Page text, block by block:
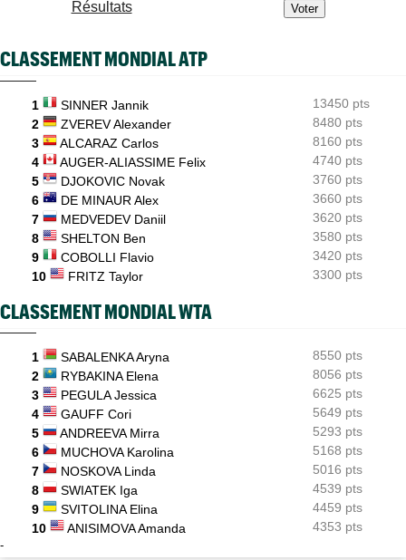
WTA - Toronto
pop up
08:28
ATP - Montréal
Arthur Fils éteint Norrie et aura une revanche à prendre en
quarts
Résultats
CLASSEMENT MONDIAL ATP
1 SINNER Jannik
13450 pts
2
ZVEREV Alexander
8480 pts
3
ALCARAZ Carlos
8160 pts
4
AUGER-ALIASSIME Felix
4740 pts
5
DJOKOVIC Novak
3760 pts
6
DE MINAUR Alex
3660 pts
7
MEDVEDEV Daniil
3620 pts
8
SHELTON Ben
3580 pts
9
COBOLLI Flavio
3420 pts
10
FRITZ Taylor 3300 pts
CLASSEMENT MONDIAL WTA
1 SABALENKA Aryna
8550 pts
2
RYBAKINA Elena
8056 pts
3
PEGULA Jessica
6625 pts
4
GAUFF Cori
5649 pts
5
ANDREEVA Mirra
5293 pts
6
MUCHOVA Karolina
5168 pts
7
NOSKOVA Linda
5016 pts
8
SWIATEK Iga
4539 pts
9
SVITOLINA Elina
4459 pts
10
ANISIMOVA Amanda 4353 pts
-